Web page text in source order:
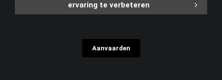
ervaring te verbeteren
Aanvaarden